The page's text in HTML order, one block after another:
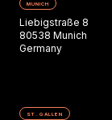
MUNICH
Liebigstraße 8
80538 Munich
Germany
ST. GALLEN